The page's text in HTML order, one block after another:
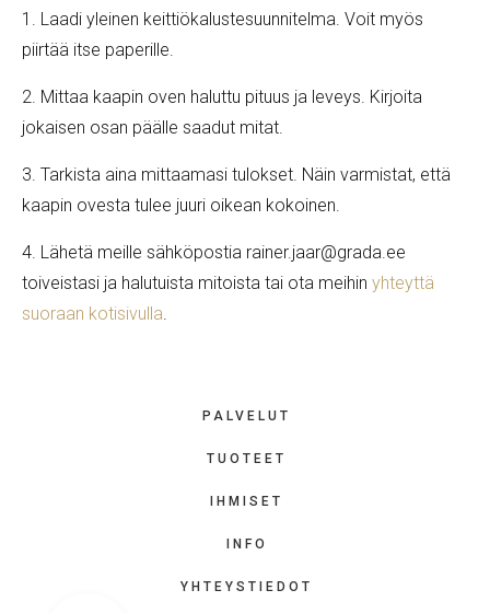
KYLPYHUONEKALUSTEET
1. Laadi yleinen keittiökalustesuunnitelma. Voit myös
piirtää itse paperille.
2. Mittaa kaapin oven haluttu pituus ja leveys. Kirjoita
jokaisen osan päälle saadut mitat.
3. Tarkista aina mittaamasi tulokset. Näin varmistat, että
kaapin ovesta tulee juuri oikean kokoinen.
4. Lähetä meille sähköpostia rainer.jaar@grada.ee
toiveistasi ja halutuista mitoista tai ota meihin yhteyttä
suoraan kotisivulla.
PALVELUT
TUOTEET
IHMISET
INFO
YHTEYSTIEDOT